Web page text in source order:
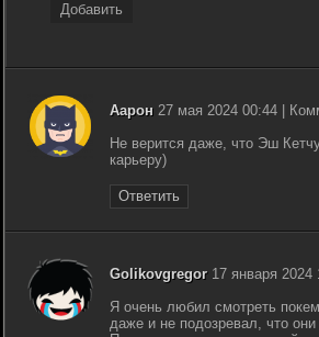
Добавить
Аарон 27 мая 2024 00:44 |
Не верится даже, что Эш
карьеру)
Ответить
Golikovgregor17 января 2024
Я очень любил смотреть
даже и не подозревал, что